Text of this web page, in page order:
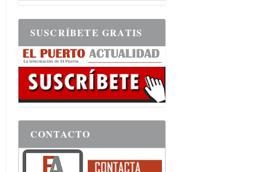
SUSCRÍBETE GRATIS
CONTACTO